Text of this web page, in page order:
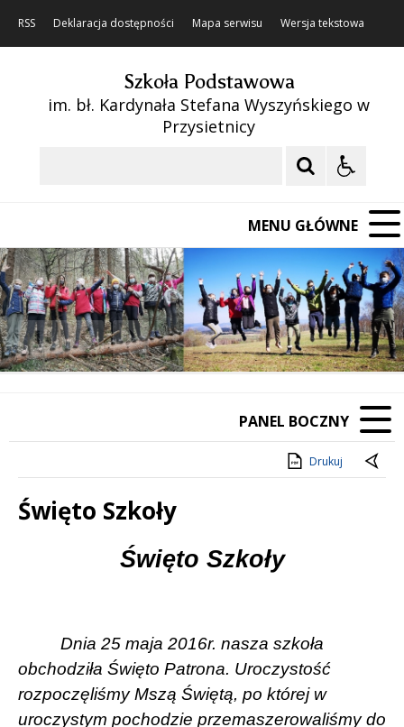
RSS Deklaracja dostępności Mapa serwisu Wersja tekstowa
Szkoła Podstawowa
im. bł. Kardynała Stefana Wyszyńskiego w
Przysietnicy
MENU GŁÓWNE
Poprzedni Element
Następny Element
❚❚
PANEL BOCZNY
Drukuj
Święto Szkoły
Święto Szkoły
Dnia 25 maja 2016r.nasza szkoła
obchodziła Święto Patrona. Uroczystość
rozpoczęliśmy Mszą Świętą, po której w
uroczystym pochodzie przemaszerowaliśmy do